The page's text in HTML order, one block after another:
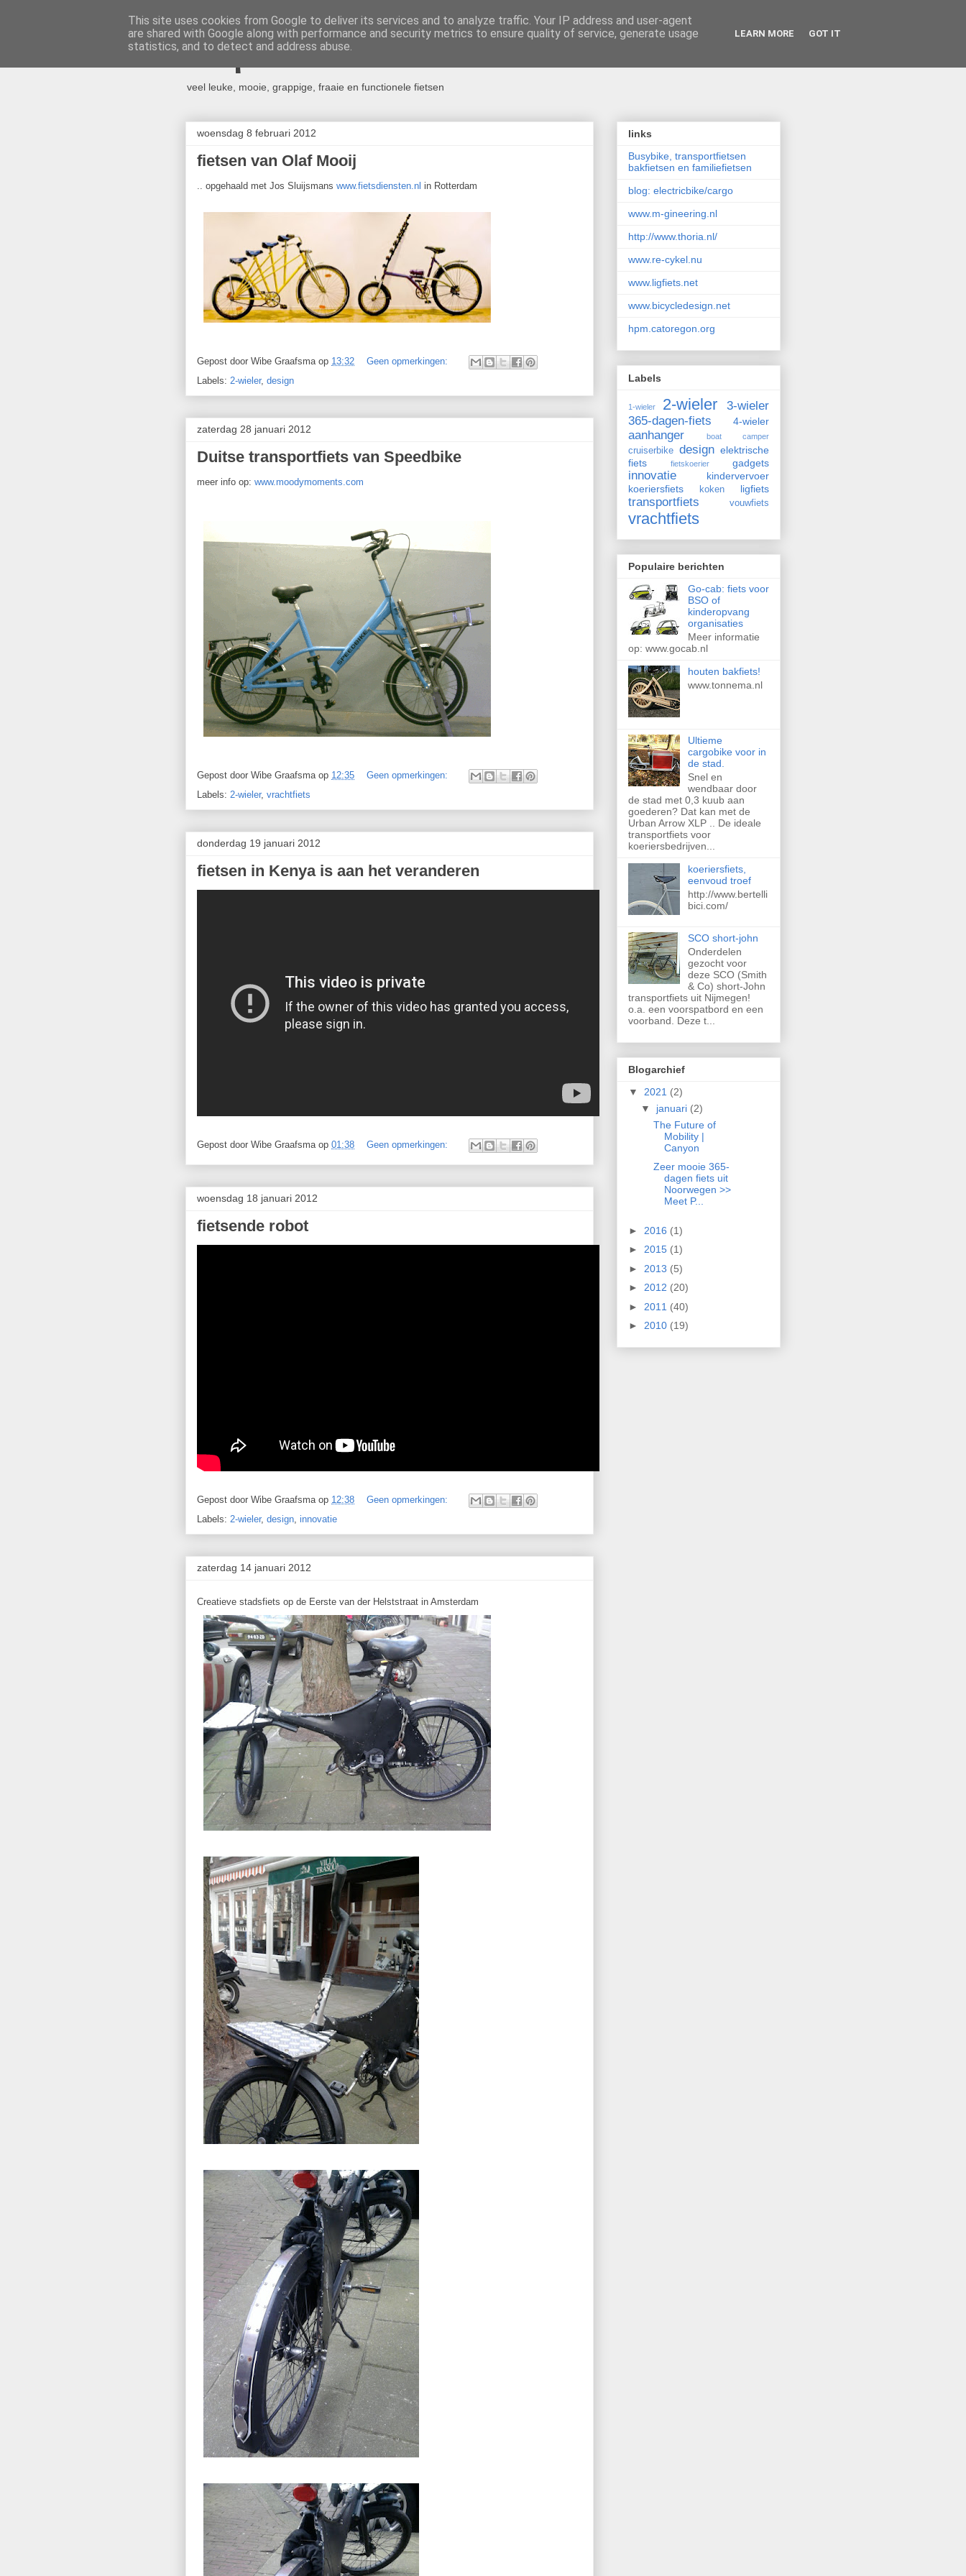
Trapkracht
veel leuke, mooie, grappige, fraaie en functionele fietsen
woensdag 8 februari 2012
fietsen van Olaf Mooij
.. opgehaald met Jos Sluijsmans www.fietsdiensten.nl in Rotterdam
Gepost door Wibe Graafsma op 13:32
Geen opmerkingen:
Labels: 2-wieler, design
zaterdag 28 januari 2012
Duitse transportfiets van Speedbike
meer info op: www.moodymoments.com
Gepost door Wibe Graafsma op 12:35
Geen opmerkingen:
Labels: 2-wieler, vrachtfiets
donderdag 19 januari 2012
fietsen in Kenya is aan het veranderen
Gepost door Wibe Graafsma op 01:38 Geen opmerkingen:
woensdag 18 januari 2012
fietsende robot
Gepost door Wibe Graafsma op 12:38
Geen opmerkingen:
Labels: 2-wieler, design, innovatie
zaterdag 14 januari 2012
Creatieve stadsfiets op de Eerste van der Helststraat in Amsterdam
links
Busybike, transportfietsen
bakfietsen en familiefietsen
blog: electricbike/cargo
www.m-gineering.nl
http://www.thoria.nl/
www.re-cykel.nu
www.ligfiets.net
www.bicycledesign.net
hpm.catoregon.org
Labels
1-wieler 2-wieler
3-wieler
365-dagen-fiets
4-wieler
aanhanger boat camper
cruiserbike design elektrische
fiets
fietskoerier gadgets
innovatie
kindervervoer
koeriersfiets
koken ligfiets
transportfiets vouwfiets
vrachtfiets
Populaire berichten
Go-cab: fiets voor
BSO of
kinderopvang
organisaties
Meer informatie
op: www.gocab.nl
houten bakfiets!
www.tonnema.nl
Ultieme
cargobike voor in
de stad.
Snel en
wendbaar door
de stad met 0,3 kuub aan
goederen? Dat kan met de
Urban Arrow XLP .. De ideale
transportfiets voor
koeriersbedrijven...
koeriersfiets,
eenvoud troef
http://www.bertelli
bici.com/
SCO short-john
Onderdelen
gezocht voor
deze SCO (Smith
& Co) short-John
transportfiets uit Nijmegen!
o.a. een voorspatbord en een
voorband. Deze t...
Blogarchief
▼ 2021 (2)
▼ januari (2)
The Future of
Mobility |
Canyon
Zeer mooie 365-
dagen fiets uit
Noorwegen >>
Meet P...
► 2016 (1)
► 2015 (1)
► 2013 (5)
► 2012 (20)
► 2011 (40)
► 2010 (19)
This site uses cookies from Google to deliver its services and to analyze traffic. Your IP address and user-agent
are shared with Google along with performance and security metrics to ensure quality of service, generate usage
statistics, and to detect and address abuse.
LEARN MORE GOT IT